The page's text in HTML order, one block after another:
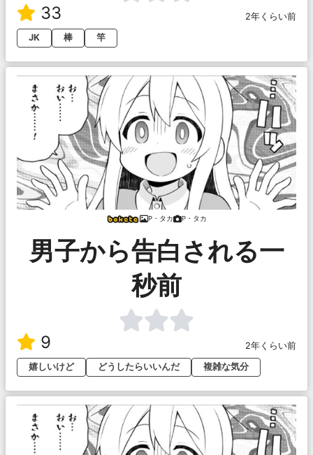
33
2年くらい前
JK
棒 竿
P・タカ P・タカ
男子から告白される一
秒前
9
2年くらい前
嬉しいけど
どうしたらいいんだ 複雑な気分